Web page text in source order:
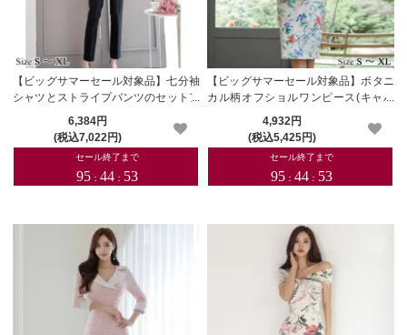
【ビッグサマーセール対象品】七分袖
シャツとストライプパンツのセットア
ップ(キャバドレス・CABARETDRES
6,384円
(税込7,022円)
【ビッグサマーセール対象品】ボタニ
カル柄オフショルワンピース(キャバ
ドレス・CABARETDRESS)
4,932円
(税込5,425円)